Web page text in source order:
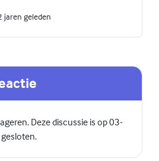
jaren geleden
Deze discussie is op 03-